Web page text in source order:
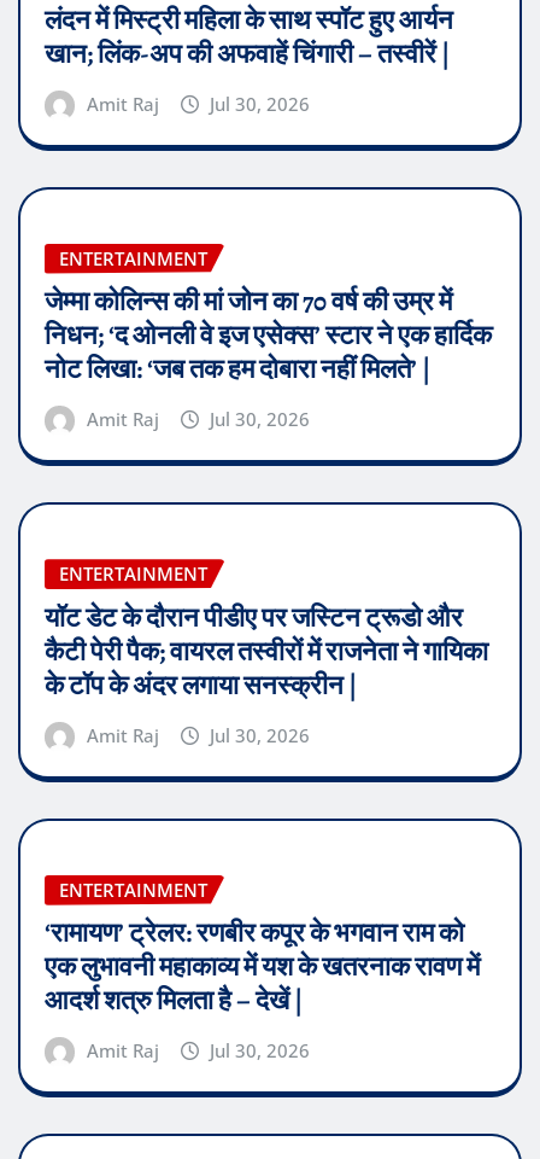
लंदन में मिस्ट्री महिला के साथ स्पॉट हुए आर्यन
खान; लिंक-अप की अफवाहें चिंगारी – तस्वीरें |
Amit Raj Jul 30, 2026
ENTERTAINMENT
जेम्मा कोलिन्स की मां जोन का 70 वर्ष की उम्र में
निधन; ‘द ओनली वे इज एसेक्स’ स्टार ने एक हार्दिक
नोट लिखा: ‘जब तक हम दोबारा नहीं मिलते’ |
Amit Raj Jul 30, 2026
ENTERTAINMENT
यॉट डेट के दौरान पीडीए पर जस्टिन ट्रूडो और
कैटी पेरी पैक; वायरल तस्वीरों में राजनेता ने गायिका
के टॉप के अंदर लगाया सनस्क्रीन |
Amit Raj Jul 30, 2026
ENTERTAINMENT
‘रामायण’ ट्रेलर: रणबीर कपूर के भगवान राम को
एक लुभावनी महाकाव्य में यश के खतरनाक रावण में
आदर्श शत्रु मिलता है – देखें |
Amit Raj Jul 30, 2026